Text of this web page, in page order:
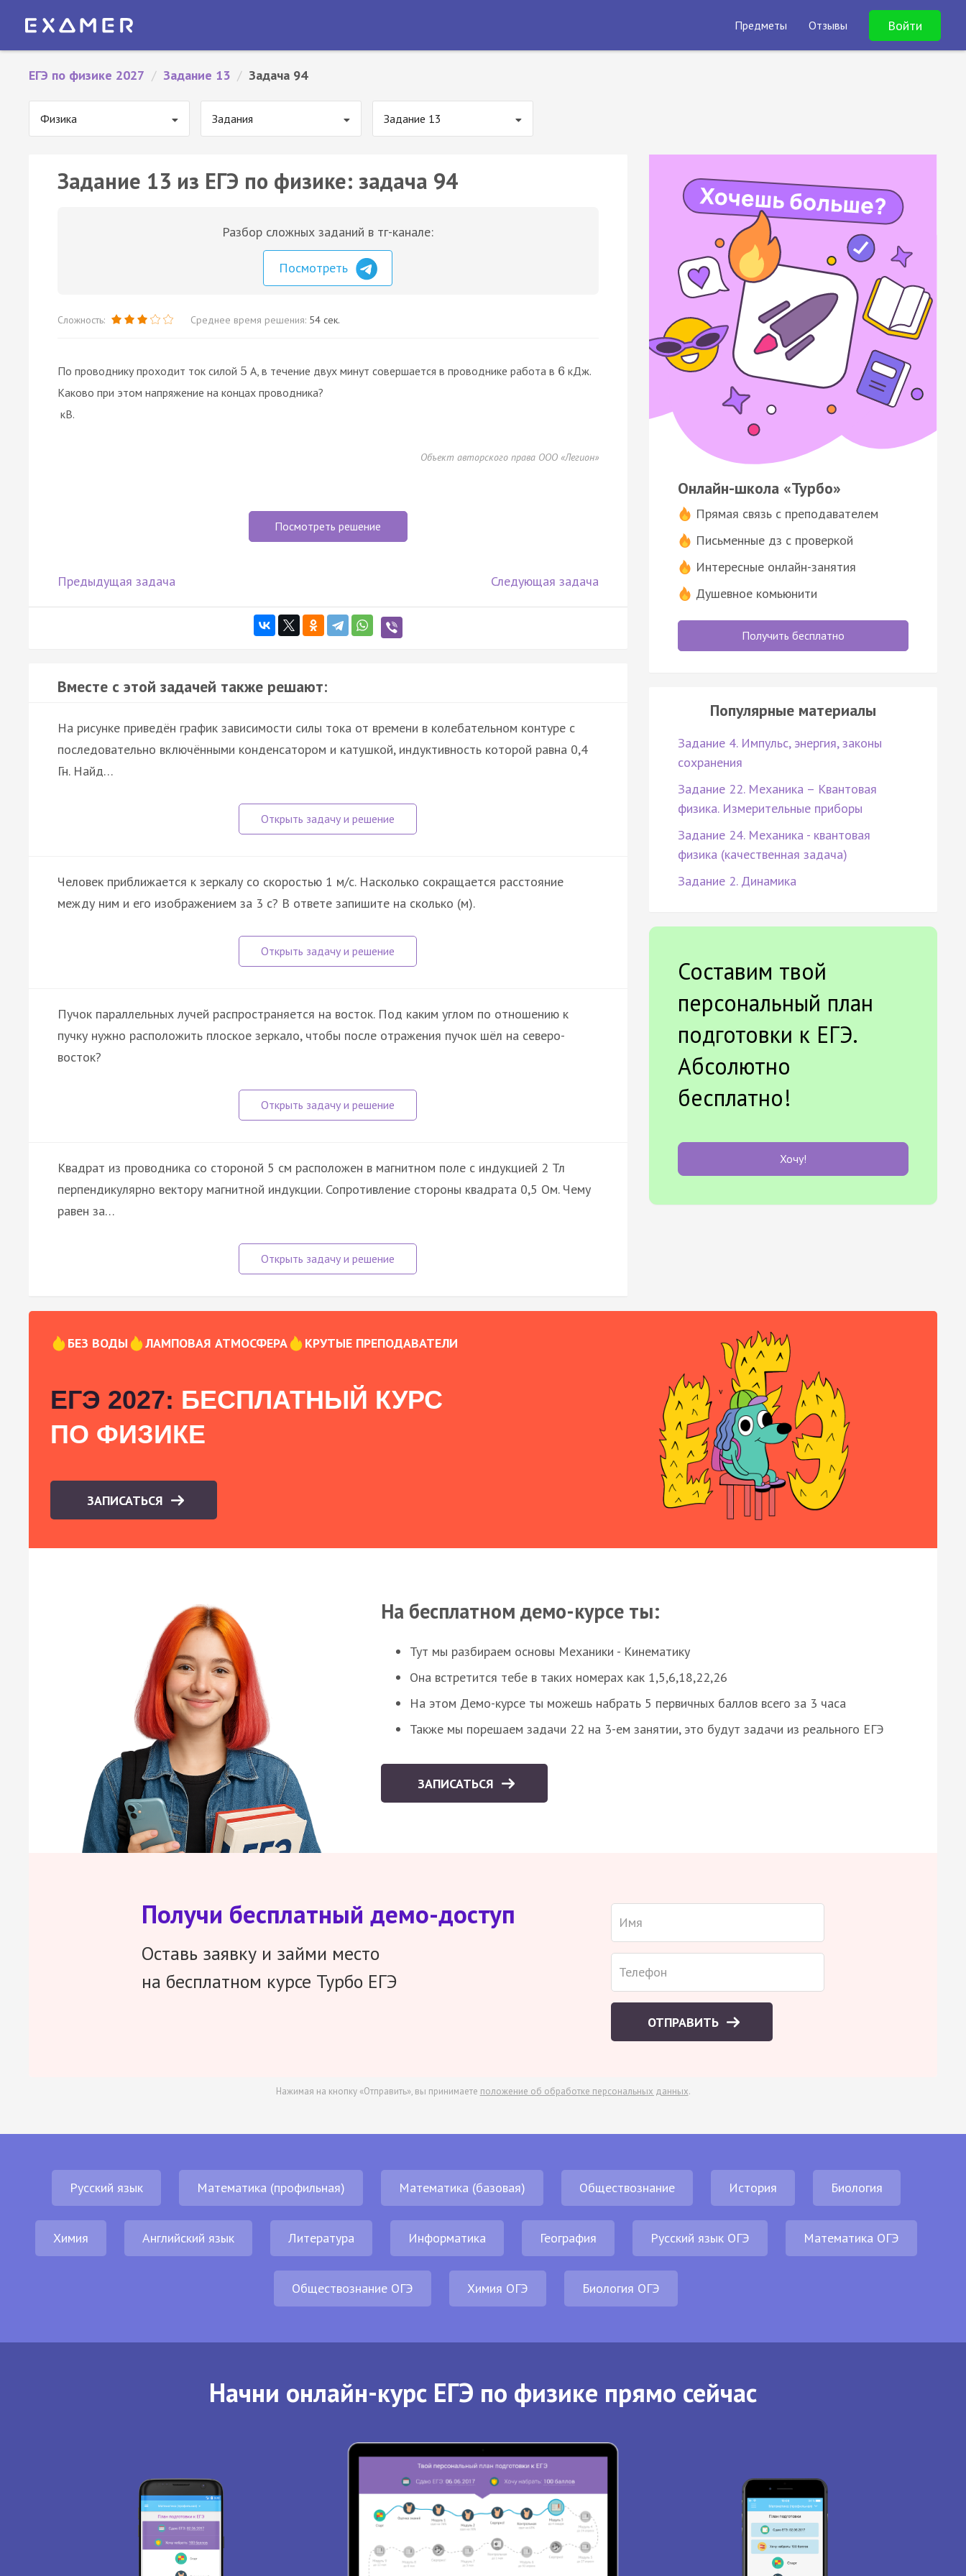
Предметы Отзывы Войти
ЕГЭ по физике 2027 / Задание 13 / Задача 94
Физика Задания Задание 13
Задание 13 из ЕГЭ по физике: задача 94
Разбор сложных заданий в тг-канале:
Посмотреть
Сложность: Среднее время решения: 54 сек.
По проводнику проходит ток силой 5 А, в течение двух минут совершается в проводнике работа в 6 кДж.
Каково при этом напряжение на концах проводника?
кВ.
Объект авторского права ООО «Легион»
Посмотреть решение
Предыдущая задача Следующая задача
Вместе с этой задачей также решают:
На рисунке приведён график зависимости силы тока от времени в колебательном контуре с
последовательно включёнными конденсатором и катушкой, индуктивность которой равна 0,4
Гн. Найд…
Человек приближается к зеркалу со скоростью 1 м/с. Насколько сокращается расстояние
между ним и его изображением за 3 с? В ответе запишите на сколько (м).
Пучок параллельных лучей распространяется на восток. Под каким углом по отношению к
пучку нужно расположить плоское зеркало, чтобы после отражения пучок шёл на северо-
восток?
Квадрат из проводника со стороной 5 см расположен в магнитном поле с индукцией 2 Тл
перпендикулярно вектору магнитной индукции. Сопротивление стороны квадрата 0,5 Ом. Чему
равен за…
Онлайн-школа «Турбо»
Прямая связь с преподавателем
Письменные дз с проверкой
Интересные онлайн-занятия
Душевное комьюнити
Получить бесплатно
Популярные материалы
Задание 4. Импульс, энергия, законы
сохранения
Задание 22. Механика – Квантовая
физика. Измерительные приборы
Задание 24. Механика - квантовая
физика (качественная задача)
Задание 2. Динамика
Составим твой
персональный план
подготовки к ЕГЭ.
Абсолютно
бесплатно!
Хочу!
БЕЗ ВОДЫ ЛАМПОВАЯ АТМОСФЕРА КРУТЫЕ ПРЕПОДАВАТЕЛИ
ЕГЭ 2027: БЕСПЛАТНЫЙ КУРС
ПО ФИЗИКЕ
ЗАПИСАТЬСЯ
На бесплатном демо-курсе ты:
Тут мы разбираем основы Механики - Кинематику
Она встретится тебе в таких номерах как 1,5,6,18,22,26
На этом Демо-курсе ты можешь набрать 5 первичных баллов всего за 3 часа
Также мы порешаем задачи 22 на 3-ем занятии, это будут задачи из реального ЕГЭ
ЗАПИСАТЬСЯ
Получи бесплатный демо-доступ
Оставь заявку и займи место
на бесплатном курсе Турбо ЕГЭ
ОТПРАВИТЬ
Нажимая на кнопку «Отправить», вы принимаете положение об обработке персональных данных.
Русский язык Математика (профильная) Математика (базовая) Обществознание История Биология
Химия Английский язык Литература Информатика География Русский язык ОГЭ Математика ОГЭ
Обществознание ОГЭ Химия ОГЭ Биология ОГЭ
Начни онлайн-курс ЕГЭ по физике прямо сейчас